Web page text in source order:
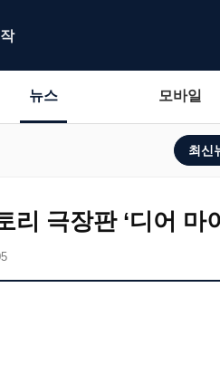
뉴스 모바일
최신
리 극장판 ‘디어